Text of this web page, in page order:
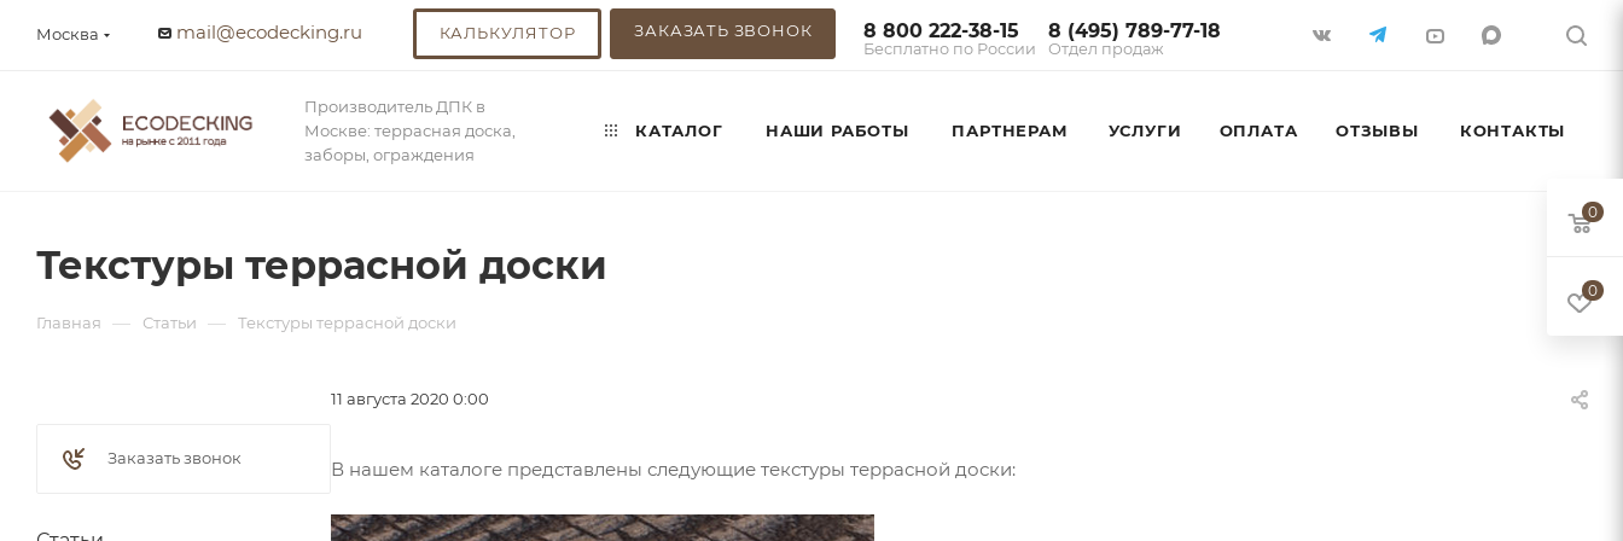
Москва mail@ecodecking.ru КАЛЬКУЛЯТОР ЗАКАЗАТЬ ЗВОНОК 8 800 222-38-15
Бесплатно по России
8 (495) 789-77-18
Отдел продаж
Производитель ДПК в
Москве: террасная доска,
заборы, ограждения
КАТАЛОГ НАШИ РАБОТЫ ПАРТНЕРАМ УСЛУГИ ОПЛАТА ОТЗЫВЫ КОНТАКТЫ
Текстуры террасной доски
Главная — Статьи — Текстуры террасной доски
11 августа 2020 0:00
В нашем каталоге представлены следующие текстуры террасной доски:
Заказать звонок
0
0